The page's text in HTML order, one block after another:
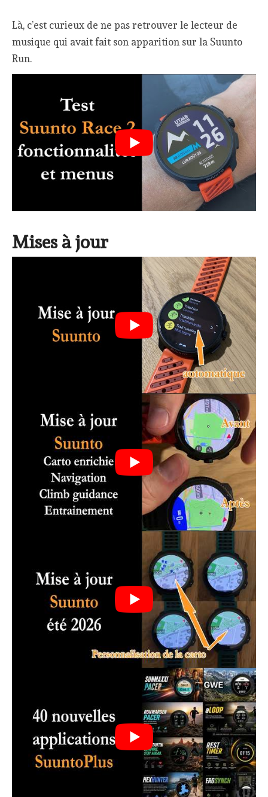
Là, c’est curieux de ne pas retrouver le lecteur de
musique qui avait fait son apparition sur la Suunto
Run.
Mises à jour